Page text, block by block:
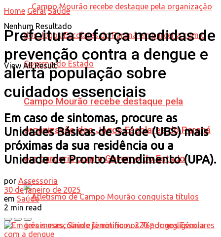
Campo Mourão recebe destaque pela
organização dos Jogos Escolares do Paraná
em parceria com o Governo do Estado
Nenhum Resultado
View All Result
Home Geral Saúde
Prefeitura reforça medidas de
prevenção contra a dengue e
alerta população sobre
cuidados essenciais
Em caso de sintomas, procure as
Unidades Básicas de Saúde (UBS) mais
próximas da sua residência ou a
Unidade de Pronto Atendimento (UPA).
por Assessoria
30 de janeiro de 2025
em Saúde
2 min read